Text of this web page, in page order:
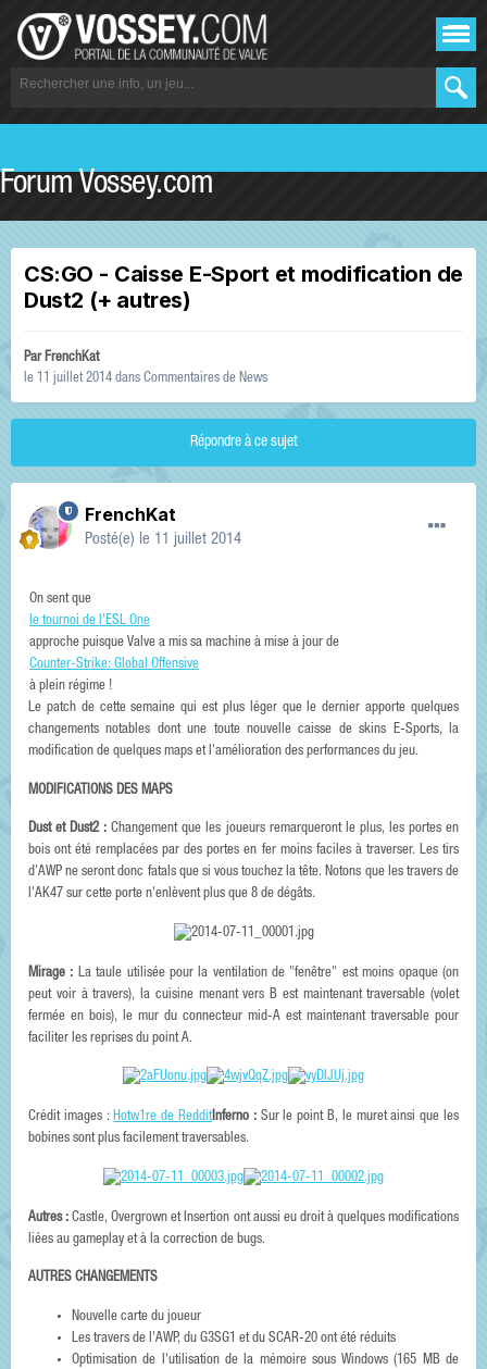
Forum Vossey.com
CS:GO - Caisse E-Sport et modification de
Dust2 (+ autres)
ParFrenchKat
le 11 juillet 2014 dans Commentaires de News
Répondre à ce sujet
FrenchKat
Posté(e) le 11 juillet 2014
On sent que
le tournoi de l'ESL One
approche puisque Valve a mis sa machine à mise à jour de
Counter-Strike: Global Offensive
à plein régime !
Le patch de cette semaine qui est plus léger que le dernier apporte quelques
changements notables dont une toute nouvelle caisse de skins E-Sports, la
modification de quelques maps et l'amélioration des performances du jeu.
MODIFICATIONS DES MAPS
Dust et Dust2 : Changement que les joueurs remarqueront le plus, les portes en
bois ont été remplacées par des portes en fer moins faciles à traverser. Les tirs
d'AWP ne seront donc fatals que si vous touchez la tête. Notons que les travers de
l'AK47 sur cette porte n'enlèvent plus que 8 de dégâts.
Mirage : La taule utilisée pour la ventilation de "fenêtre" est moins opaque (on
peut voir à travers), la cuisine menant vers B est maintenant traversable (volet
fermée en bois), le mur du connecteur mid-A est maintenant traversable pour
faciliter les reprises du point A.
Crédit images :Hotw1re de RedditInferno :Sur le point B, le muret ainsi que les
bobines sont plus facilement traversables.
Autres : Castle, Overgrown et Insertion ont aussi eu droit à quelques modifications
liées au gameplay et à la correction de bugs.
AUTRES CHANGEMENTS
Nouvelle carte du joueur
Les travers de l'AWP, du G3SG1 et du SCAR-20 ont été réduits
Optimisation de l'utilisation de la mémoire sous Windows (165 MB de